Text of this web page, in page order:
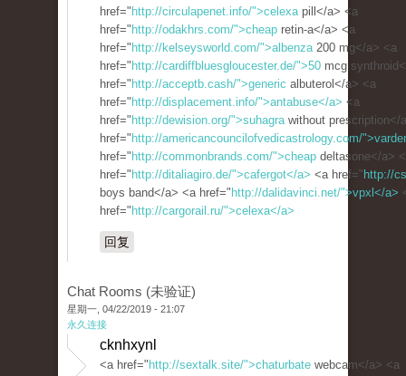
href=" http://circulapenet.info/">celexapill</a> <a
href=" http://odakhrs.com/">cheap retin-a</a> <a
href=" http://kelseysworld.com/">albenza200 mg</a> <a
href=" http://cardiffbluesgloucester.de/">50 mcg
href=" http://acceptb.cash/">generic albuterol</a> <a
href=" http://displacement.info/">antabuse</a> <a
href=" http://dewision.org/">suhagrawithout prescription</
href=" http://americancouncilofvedicastrology.com/
href=" http://commonbrands.com/">cheap deltasone</a>
href=" http://ditaliagiro.de/">cafergot</a> <a href=" http://
boys band</a> <a href=" http://dalidavinci.net/">vpxl</a>
href=" http://cargorail.ru/">celexa</a>
回复
Chat Rooms (未验证)
星期一, 04/22/2019 - 21:07
永久连接
cknhxynl
<a href=" http://sextalk.site/">chaturbate webcam</a> <a